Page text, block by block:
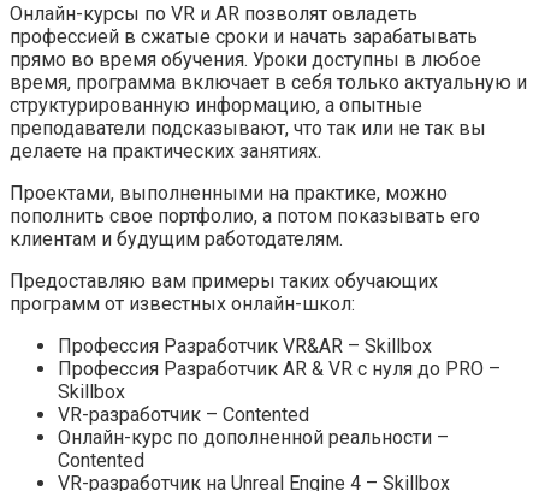
Онлайн-курсы по VR и AR позволят овладеть
профессией в сжатые сроки и начать зарабатывать
прямо во время обучения. Уроки доступны в любое
время, программа включает в себя только актуальную и
структурированную информацию, а опытные
преподаватели подсказывают, что так или не так вы
делаете на практических занятиях.
Проектами, выполненными на практике, можно
пополнить свое портфолио, а потом показывать его
клиентам и будущим работодателям.
Предоставляю вам примеры таких обучающих
программ от известных онлайн-школ:
Профессия Разработчик VR&AR – Skillbox
Профессия Разработчик AR & VR с нуля до PRO –
Skillbox
VR-разработчик – Contented
Онлайн-курс по дополненной реальности –
Contented
VR-разработчик на Unreal Engine 4 – Skillbox